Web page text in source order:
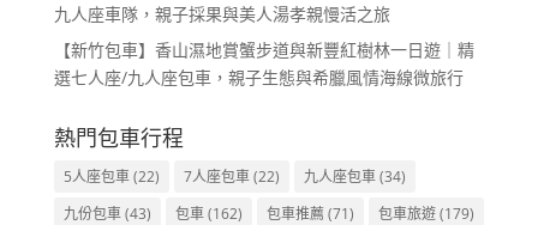
九人座車隊，親子採果與美人湯孝親慢活之旅
【新竹包車】香山濕地賞蟹步道與新豐紅樹林一日遊｜精
選七人座/九人座包車，親子生態與希臘風情海線微旅行
熱門包車行程
5人座包車(22) 7人座包車(22) 九人座包車(34)
九份包車(43) 包車(162) 包車推薦(71) 包車旅遊(179)